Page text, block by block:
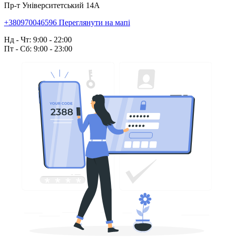
Пр-т Університетський 14А
+380970046596 Переглянути на мапі
Нд - Чт: 9:00 - 22:00
Пт - Сб: 9:00 - 23:00